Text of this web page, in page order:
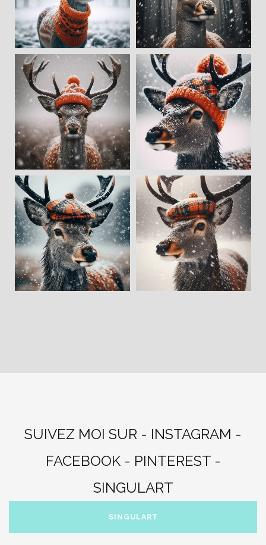
SUIVEZ MOI SUR - INSTAGRAM -
FACEBOOK - PINTEREST -
SINGULART
SINGULART